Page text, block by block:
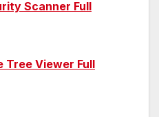
Scanner Full
Tree Viewer Full